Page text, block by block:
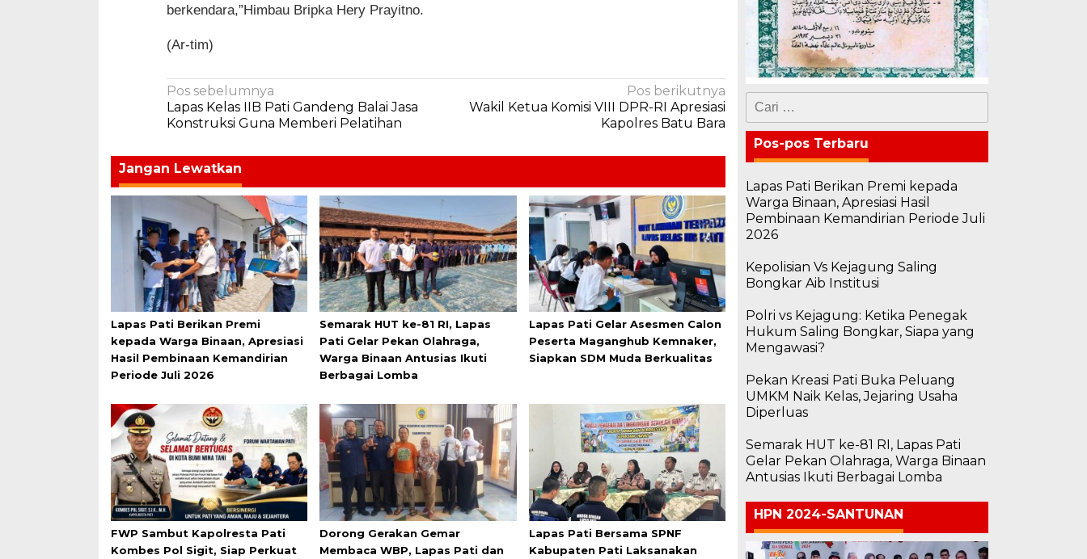
berkendara,”Himbau Bripka Hery Prayitno.
(Ar-tim)
Navigasi
pos
Pos sebelumnya
Lapas Kelas IIB Pati Gandeng Balai Jasa
Konstruksi Guna Memberi Pelatihan
Pos berikutnya
Wakil Ketua Komisi VIII DPR-RI Apresiasi
Kapolres Batu Bara
Jangan Lewatkan
Lapas Pati Berikan Premi
kepada Warga Binaan, Apresiasi
Hasil Pembinaan Kemandirian
Periode Juli 2026
Semarak HUT ke-81 RI, Lapas
Pati Gelar Pekan Olahraga,
Warga Binaan Antusias Ikuti
Berbagai Lomba
Lapas Pati Gelar Asesmen Calon
Peserta Maganghub Kemnaker,
Siapkan SDM Muda Berkualitas
FWP Sambut Kapolresta Pati
Kombes Pol Sigit, Siap Perkuat
Dorong Gerakan Gemar
Membaca WBP, Lapas Pati dan
Lapas Pati Bersama SPNF
Kabupaten Pati Laksanakan
Cari
untuk:
Pos-pos Terbaru
Lapas Pati Berikan Premi kepada
Warga Binaan, Apresiasi Hasil
Pembinaan Kemandirian Periode Juli
2026
Kepolisian Vs Kejagung Saling
Bongkar Aib Institusi
Polri vs Kejagung: Ketika Penegak
Hukum Saling Bongkar, Siapa yang
Mengawasi?
Pekan Kreasi Pati Buka Peluang
UMKM Naik Kelas, Jejaring Usaha
Diperluas
Semarak HUT ke-81 RI, Lapas Pati
Gelar Pekan Olahraga, Warga Binaan
Antusias Ikuti Berbagai Lomba
HPN 2024-SANTUNAN